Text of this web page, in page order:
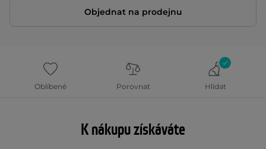
Objednat na prodejnu
Oblíbené Porovnat Hlídat
K nákupu získáváte